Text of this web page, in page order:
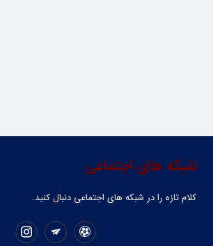
شبکه های اجتماعی
کلام تازه را در شبکه ‌های اجتماعی دنبال کنید.